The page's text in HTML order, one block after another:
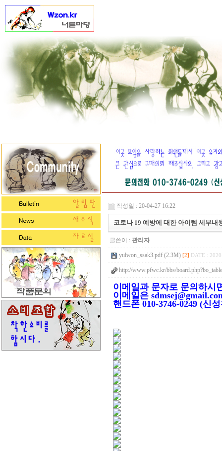
작성일 : 20-04-27 16:22
코로나 19 예방에 대한 아이템 세부내
글쓴이 : 관리자
yulwon_ssak3.pdf (2.3M) [2] DATE :
http://www.pfwc.kr/bbs/
이메일과 문자로 문의하시
이메일은
핸드폰 010-3746-0249 (신